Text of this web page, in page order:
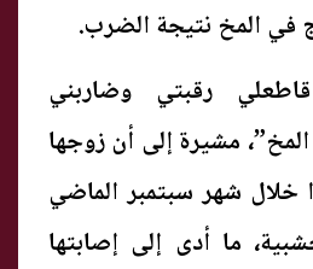
في المخ نتيجة الضرب.
رقبتي وضاربني
مشيرة إلى أن زوجها
خلال شهر سبتمبر الماضي
ما أدى إلى إصابتها